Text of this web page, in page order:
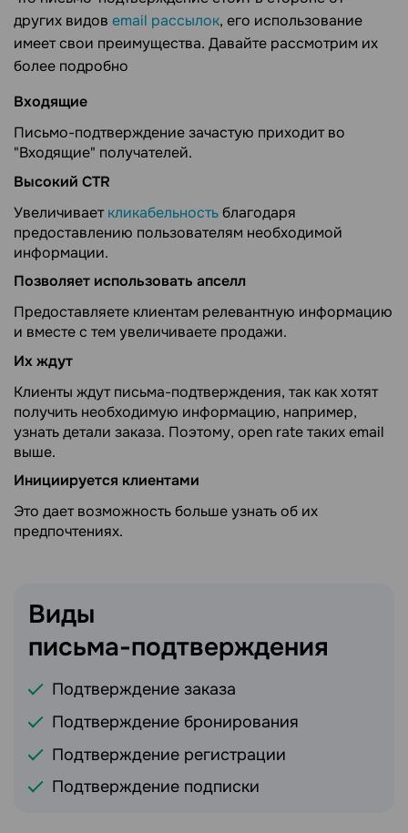
других видов email рассылок, его использование
имеет свои преимущества. Давайте рассмотрим их
более подробно
Входящие
Письмо-подтверждение зачастую приходит во
"Входящие" получателей.
Высокий CTR
Увеличиваеткликабельностьблагодаря
предоставлению пользователям необходимой
информации.
Позволяет использовать апселл
Предоставляете клиентам релевантную информацию
и вместе с тем увеличиваете продажи.
Их ждут
Клиенты ждут письма-подтверждения, так как хотят
получить необходимую информацию, например,
узнать детали заказа. Поэтому, open rate таких email
выше.
Инициируется клиентами
Это дает возможность больше узнать об их
предпочтениях.
Виды
письма-подтверждения
Подтверждение заказа
Подтверждение бронирования
Подтверждение регистрации
Подтверждение подписки